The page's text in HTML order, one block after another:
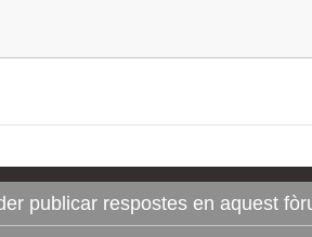
publicar respostes en aquest